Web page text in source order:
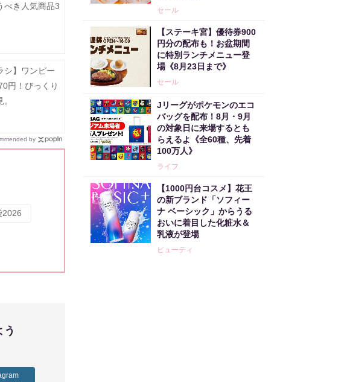
べき人気商品3
シ】ワンピー
円！びっくり
by
2026
セール
【ステーキ宮】優待券900
円分の配布も！お盆期間
に特別ランチメニュー登
場《8月23日まで》
セール
Jリーグがポケモンのエコ
バッグを配布！8月・9月
の対象日に来場するとも
らえるよ《全60種、先着
100万人》
ライフ
【1000円台コスメ】花王
の新ブランド「ソフィー
ナ ベーシック」からうる
おいに着目した化粧水＆
乳液が登場
ビューティ